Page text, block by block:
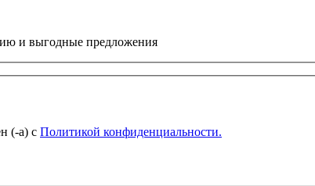
и выгодные предложения
(-а) с Политикой конфиденциальности.